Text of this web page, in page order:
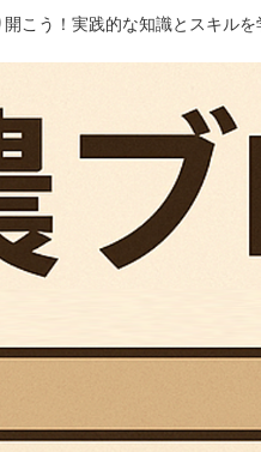
こう！実践的な知識とスキル